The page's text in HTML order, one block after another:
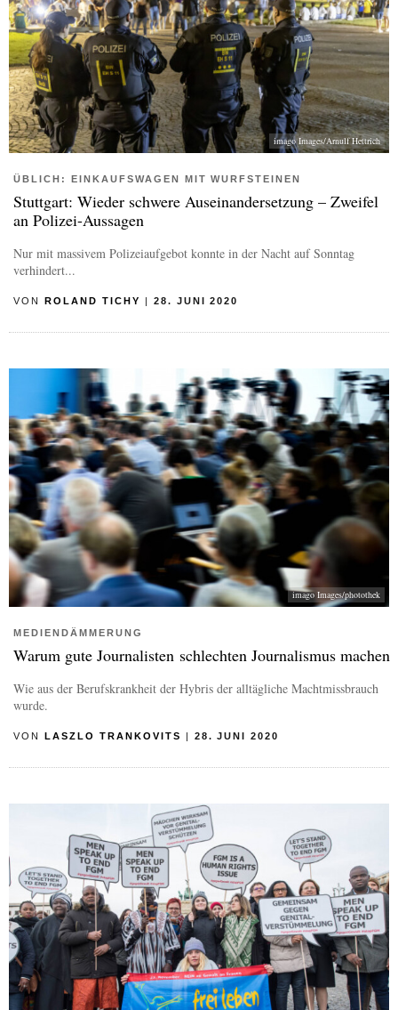
imago Images/Arnulf Hettrich
ÜBLICH: EINKAUFSWAGEN MIT WURFSTEINEN
Stuttgart: Wieder schwere Auseinandersetzung – Zweifel
an Polizei-Aussagen
Nur mit massivem Polizeiaufgebot konnte in der Nacht auf Sonntag
verhindert...
VON ROLAND TICHY | 28. JUNI 2020
imago Images/photothek
MEDIENDÄMMERUNG
Warum gute Journalisten schlechten Journalismus machen
Wie aus der Berufskrankheit der Hybris der alltägliche Machtmissbrauch
wurde.
VON LASZLO TRANKOVITS | 28. JUNI 2020